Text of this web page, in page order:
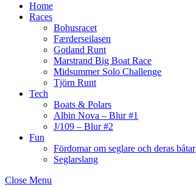
Home
Races
Bohusracet
Færderseilasen
Gotland Runt
Marstrand Big Boat Race
Midsummer Solo Challenge
Tjörn Runt
Tech
Boats & Polars
Albin Nova – Blur #1
J/109 – Blur #2
Fun
Fördomar om seglare och deras båtar
Seglarslang
Close Menu